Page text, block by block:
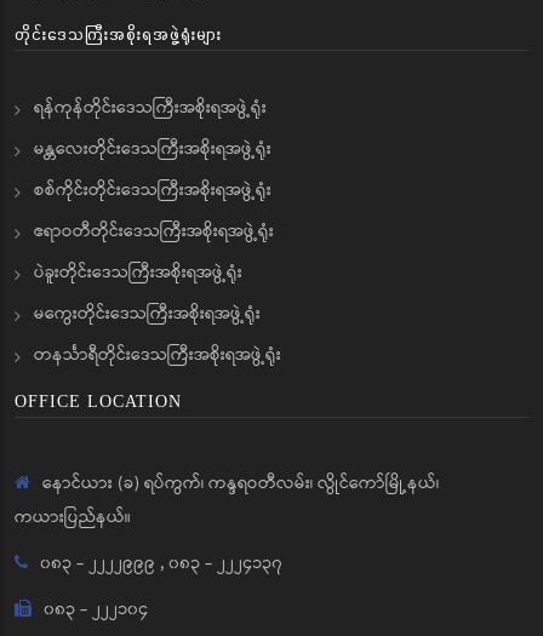
တိုင်းဒေသကြီးအစိုးရအဖွဲ့ရုံးများ
ရန်ကုန်တိုင်းဒေသကြီးအစိုးရအဖွဲ့ရုံး
မန္တလေးတိုင်းဒေသကြီးအစိုးရအဖွဲ့ရုံး
စစ်ကိုင်းတိုင်းဒေသကြီးအစိုးရအဖွဲ့ရုံး
ဧရာဝတီတိုင်းဒေသကြီးအစိုးရအဖွဲ့ရုံး
ပဲခူးတိုင်းဒေသကြီးအစိုးရအဖွဲ့ရုံး
မကွေးတိုင်းဒေသကြီးအစိုးရအဖွဲ့ရုံး
တနင်္သာရီတိုင်းဒေသကြီးအစိုးရအဖွဲ့ရုံး
OFFICE LOCATION
နောင်ယား (ခ) ရပ်ကွက်၊ ကန္ဒရဝတီလမ်း၊ လွိုင်ကော်မြို့နယ်၊
ကယားပြည်နယ်။
၀၈၃ - ၂၂၂၂၉၉၉ ,၀၈၃ - ၂၂၂၄၁၃၇
၀၈၃ - ၂၂၂၁၀၄